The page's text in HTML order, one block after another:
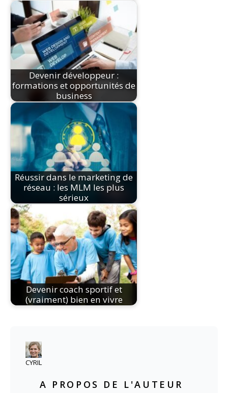
Devenir développeur :
formations et opportunités de
business
Réussir dans le marketing de
réseau : les MLM les plus
sérieux
Devenir coach sportif et
(vraiment) bien en vivre
CYRIL
A PROPOS DE L'AUTEUR